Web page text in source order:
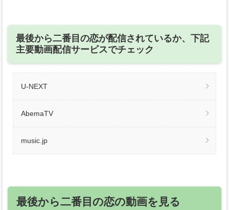
最後から二番目の恋が配信されているか、下記
主要動画配信サービスでチェック
U-NEXT
AbemaTV
music.jp
最後から二番目の恋の動画を見る